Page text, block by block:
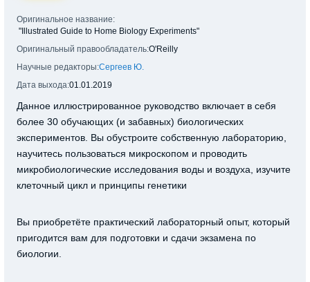
Оригинальное название:
"Illustrated Guide to Home Biology Experiments"
Оригинальный правообладатель:O'Reilly
Научные редакторы:Сергеев Ю.
Дата выхода:01.01.2019
Данное иллюстрированное руководство включает в себя
более 30 обучающих (и забавных) биологических
экспериментов. Вы обустроите собственную лабораторию,
научитесь пользоваться микроскопом и проводить
микробиологические исследования воды и воздуха, изучите
клеточный цикл и принципы генетики
Вы приобретёте практический лабораторный опыт, который
пригодится вам для подготовки и сдачи экзамена по
биологии.